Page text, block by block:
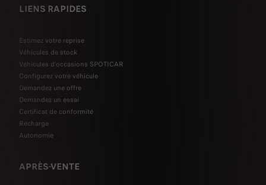
LIENS RAPIDES
Estimez votre reprise
Véhicules de stock
Véhicules d'occasions SPOTICAR
Configurez votre véhicule
Demandez une offre
Demandez un essai
Certificat de conformité
Recharge
Autonomie
APRÈS-VENTE